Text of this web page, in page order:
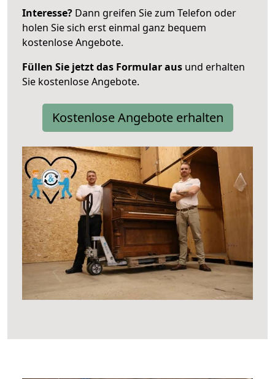
Interesse? Dann greifen Sie zum Telefon oder
holen Sie sich erst einmal ganz bequem
kostenlose Angebote.
Füllen Sie jetzt das Formular aus und erhalten
Sie kostenlose Angebote.
Kostenlose Angebote erhalten